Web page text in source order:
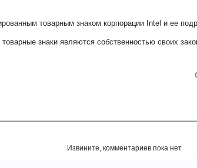
товарным знаком корпорации Intel и ее
знаки являются собственностью своих
Извините, комментариев пока нет